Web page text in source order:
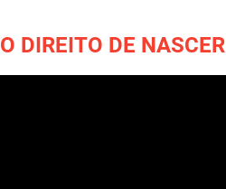
O DIREITO DE NASCER